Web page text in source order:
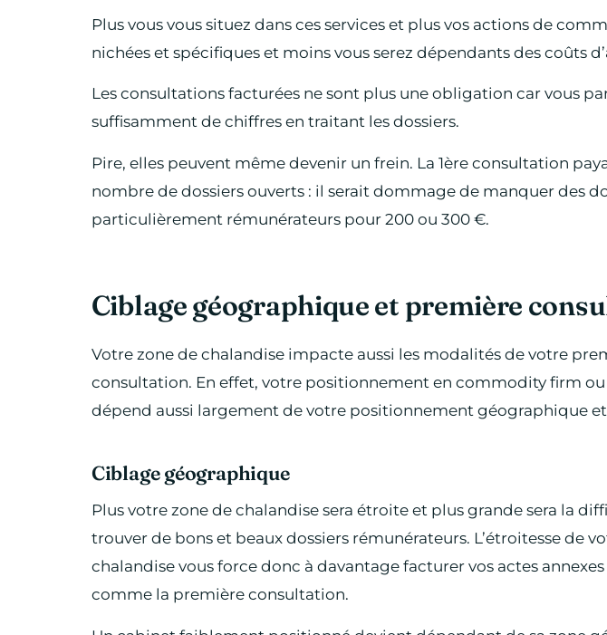
Plus vous vous situez dans ces services et plus vos actions de
nichées et spécifiques et moins vous serez dépendants des coûts
Les consultations facturées ne sont plus une obligation car vous
suffisamment de chiffres en traitant les dossiers.
Pire, elles peuvent même devenir un frein. La 1ère consultation
nombre de dossiers ouverts : il serait dommage de manquer des
particulièrement rémunérateurs pour 200 ou 300 €.
Ciblage géographique et première
Votre zone de chalandise impacte aussi les modalités de votre
consultation. En effet, votre positionnement en commodity firm
dépend aussi largement de votre positionnement géographique
Ciblage géographique
Plus votre zone de chalandise sera étroite et plus grande sera la
trouver de bons et beaux dossiers rémunérateurs. L’étroitesse de
chalandise vous force donc à davantage facturer vos actes annexes
comme la première consultation.